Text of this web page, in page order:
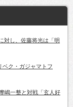
対し、佐藤将光は「明
ベク・ガジャマトフ
嶋一整と対戦「玄人好